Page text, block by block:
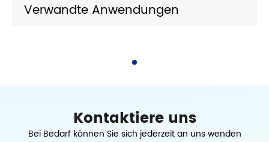
Verwandte Anwendungen
Kontaktiere uns
Bei Bedarf können Sie sich jederzeit an uns wenden